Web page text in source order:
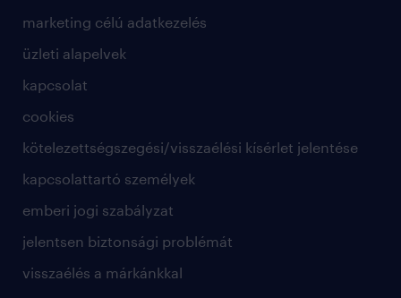
marketing célú adatkezelés
üzleti alapelvek
kapcsolat
cookies
kötelezettségszegési/visszaélési kísérlet jelentése
kapcsolattartó személyek
emberi jogi szabályzat
jelentsen biztonsági problémát
visszaélés a márkánkkal